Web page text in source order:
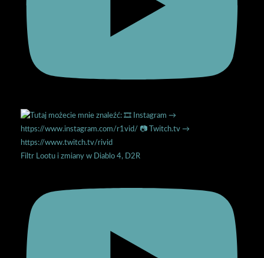
Filtr Lootu i zmiany w Diablo 4, D2R